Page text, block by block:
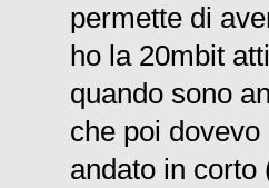
permette di
ho la 20mbit
quando sono
che poi
andato in corto